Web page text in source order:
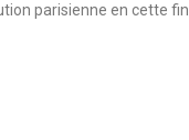
parisienne en cette fin